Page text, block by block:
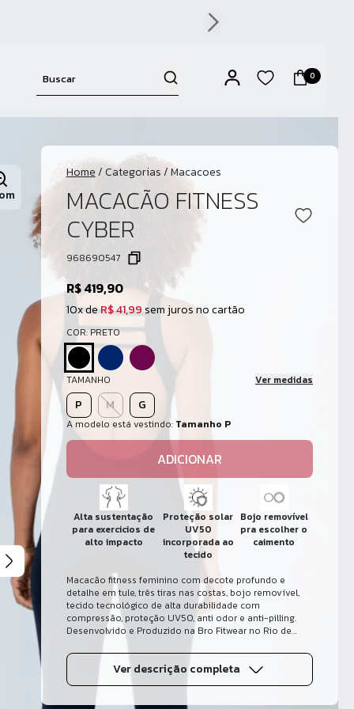
0
Home/Categorias/Macacoes
MACACÃO FITNESS
CYBER
968690547
R$ 419,90
10x deR$ 41,99sem juros no cartão
COR: PRETO
TAMANHO Ver medidas
P M G
A modelo está vestindo: Tamanho P
ADICIONAR
Alta sustentação
para exercicios de
alto impacto
Proteção solar
UV50
incorporada ao
tecido
Bojo removível
pra escolher o
caimento
Macacão fitness feminino com decote profundo e
detalhe em tule, três tiras nas costas, bojo removível,
tecido tecnológico de alta durabilidade com
compressão, proteção UV50, anti odor e anti-pilling.
Desenvolvido e Produzido na Bro Fitwear no Rio de
Ver descrição completa